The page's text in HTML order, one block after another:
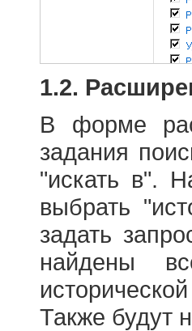
1.2.
В форме
задания
"искать в".
выбрать
задать
найдены
Также будут